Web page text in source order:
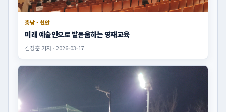
충남 · 천안
미래 예술인으로 발돋움하는 영재교육
김정훈 기자 · 2026-03-17